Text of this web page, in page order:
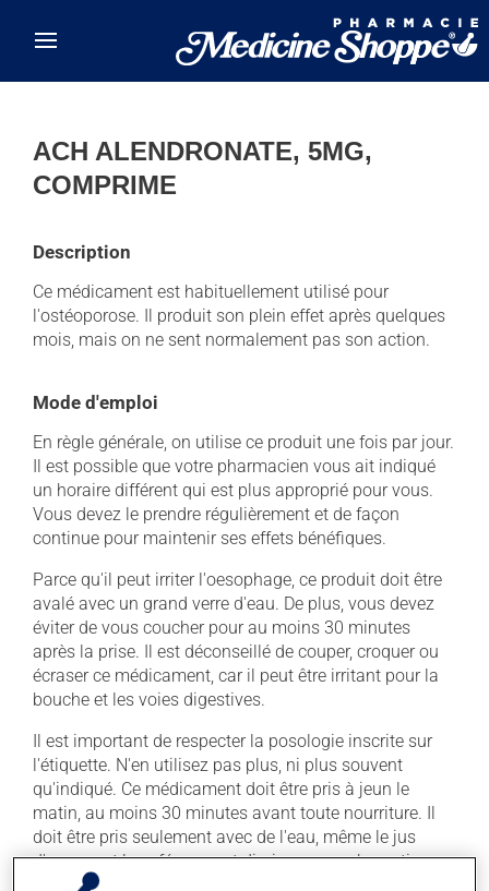
ACH ALENDRONATE, 5MG,
COMPRIME
Description
Ce médicament est habituellement utilisé pour
l'ostéoporose. Il produit son plein effet après quelques
mois, mais on ne sent normalement pas son action.
Mode d'emploi
En règle générale, on utilise ce produit une fois par jour.
Il est possible que votre pharmacien vous ait indiqué
un horaire différent qui est plus approprié pour vous.
Vous devez le prendre régulièrement et de façon
continue pour maintenir ses effets bénéfiques.
Parce qu'il peut irriter l'oesophage, ce produit doit être
avalé avec un grand verre d'eau. De plus, vous devez
éviter de vous coucher pour au moins 30 minutes
après la prise. Il est déconseillé de couper, croquer ou
écraser ce médicament, car il peut être irritant pour la
bouche et les voies digestives.
Il est important de respecter la posologie inscrite sur
l'étiquette. N'en utilisez pas plus, ni plus souvent
qu'indiqué. Ce médicament doit être pris à jeun le
matin, au moins 30 minutes avant toute nourriture. Il
doit être pris seulement avec de l'eau, même le jus
d'orange et le café peuvent diminuer son absorption.